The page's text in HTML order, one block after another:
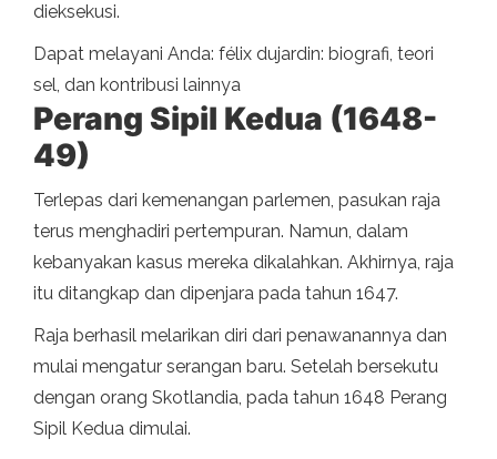
dieksekusi.
Dapat melayani Anda: félix dujardin: biografi, teori
sel, dan kontribusi lainnya
Perang Sipil Kedua (1648-
49)
Terlepas dari kemenangan parlemen, pasukan raja
terus menghadiri pertempuran. Namun, dalam
kebanyakan kasus mereka dikalahkan. Akhirnya, raja
itu ditangkap dan dipenjara pada tahun 1647.
Raja berhasil melarikan diri dari penawanannya dan
mulai mengatur serangan baru. Setelah bersekutu
dengan orang Skotlandia, pada tahun 1648 Perang
Sipil Kedua dimulai.